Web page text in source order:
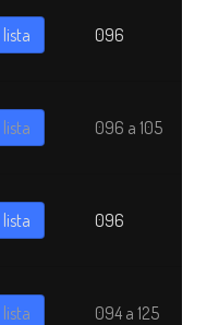
lista 096
lista 096 a 105
lista 096
lista 094 a 125